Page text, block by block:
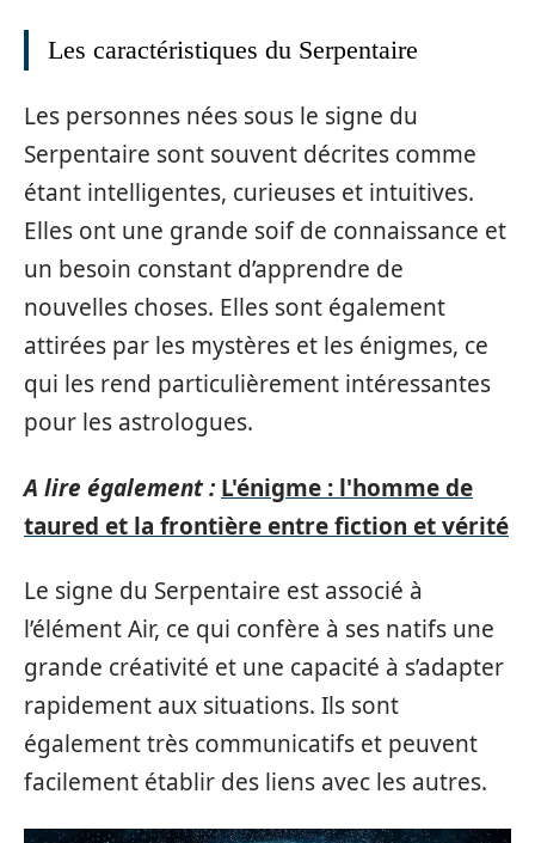
Les caractéristiques du Serpentaire
Les personnes nées sous le signe du
Serpentaire sont souvent décrites comme
étant intelligentes, curieuses et intuitives.
Elles ont une grande soif de connaissance et
un besoin constant d’apprendre de
nouvelles choses. Elles sont également
attirées par les mystères et les énigmes, ce
qui les rend particulièrement intéressantes
pour les astrologues.
A lire également : L'énigme : l'homme de
taured et la frontière entre fiction et vérité
Le signe du Serpentaire est associé à
l’élément Air, ce qui confère à ses natifs une
grande créativité et une capacité à s’adapter
rapidement aux situations. Ils sont
également très communicatifs et peuvent
facilement établir des liens avec les autres.